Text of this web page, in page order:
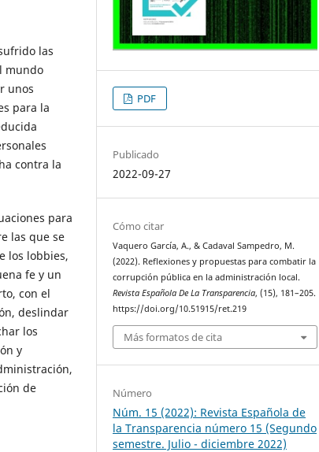
las
mundo
unos
para la
contra la
para
las que se
los lobbies,
fe y un
con el
deslindar
los
y
de
PDF
Publicado
2022-09-27
Cómo citar
Vaquero García, A., & Cadaval Sampedro, M.
(2022). Reflexiones y propuestas para combatir la
corrupción pública en la administración local.
Revista Española De La Transparencia, (15), 181–205.
https://doi.org/10.51915/ret.219
Más formatos de cita
Número
Núm. 15 (2022): Revista Española de
la Transparencia número 15 (Segundo
semestre. Julio - diciembre 2022)